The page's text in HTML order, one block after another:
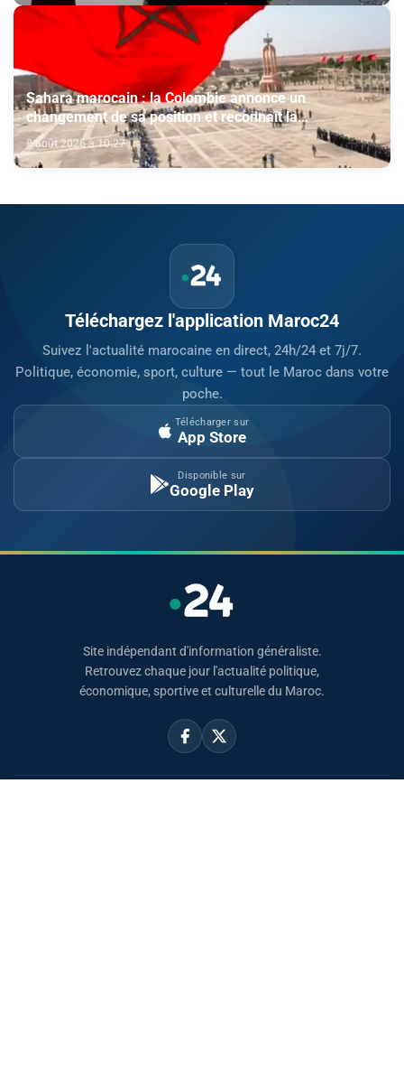
Sahara marocain : la Colombie annonce un
changement de sa position et reconnaît la
souveraineté du Maroc sur son Sahara
8 août 2026 à 10:27
Téléchargez l'application Maroc24
Suivez l'actualité marocaine en direct, 24h/24 et 7j/7.
Politique, économie, sport, culture — tout le Maroc dans votre
poche.
Télécharger sur
App Store
Disponible sur
Google Play
Site indépendant d'information généraliste.
Retrouvez chaque jour l'actualité politique,
économique, sportive et culturelle du Maroc.